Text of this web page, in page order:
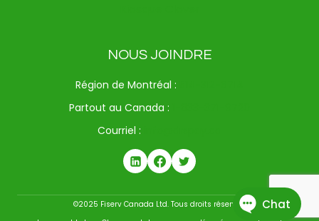
NOUS JOINDRE
Région de Montréal :
Partout au Canada :
Courriel :
©2025 Fiserv Canada Ltd. Tous droits réservés.